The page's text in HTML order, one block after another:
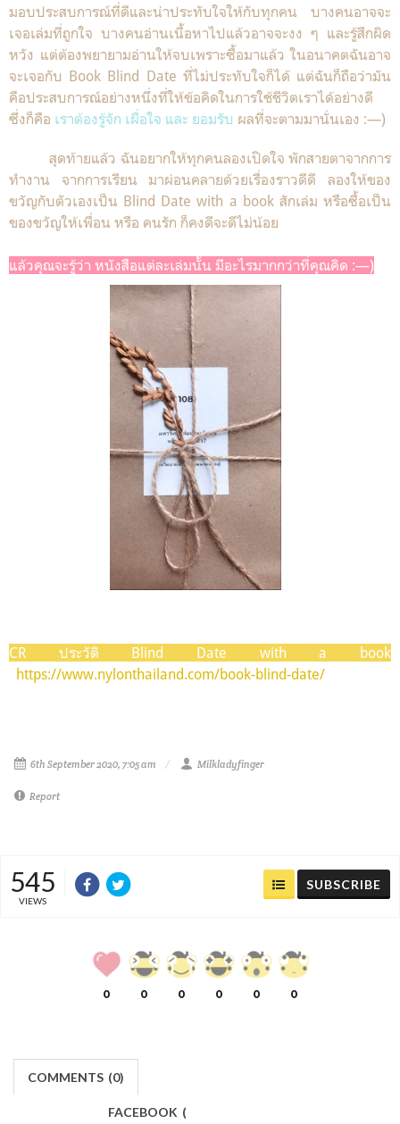
มอบประสบการณ์ที่ดีและน่าประทับใจให้กับทุกคน บางคนอาจจะ
เจอเล่มที่ถูกใจ บางคนอ่านเนื้อหาไปแล้วอาจจะงง ๆ และรู้สึกผิด
หวัง แต่ต้องพยายามอ่านให้จบเพราะซื้อมาแล้ว ในอนาคตฉันอาจ
จะเจอกับ Book Blind Date ที่ไม่ประทับใจก็ได้ แต่ฉันก็ถือว่ามัน
คือประสบการณ์อย่างหนึ่งที่ให้ข้อคิดในการใช้ชีวิตเราได้อย่างดี
ซึ่งก็คือ เราต้องรู้จัก เผื่อใจ และ ยอมรับ ผลที่จะตามมานั่นเอง :—)
สุดท้ายแล้ว ฉันอยากให้ทุกคนลองเปิดใจ พักสายตาจากการ
ทำงาน จากการเรียน มาผ่อนคลายด้วยเรื่องราวดีดี ลองให้ของ
ขวัญกับตัวเองเป็น Blind Date with a book สักเล่ม หรือซื้อเป็น
ของขวัญให้เพื่อน หรือ คนรัก ก็คงดีจะดีไม่น้อย
แล้วคุณจะรู้ว่า หนังสือแต่ละเล่มนั้น มีอะไรมากกว่าที่คุณคิด :—)
CR ประวัติ Blind Date with a book
https://www.nylonthailand.com/book-blind-date/
6th September 2020, 7:05 am Milkladyfinger
Report
545
VIEWS
SUBSCRIBE
0 0 0 0 0 0
COMMENTS (0)
FACEBOOK (